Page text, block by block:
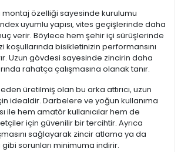
montaj özelliği sayesinde kurulumu
uyumlu yapısı, vites geçişlerinde daha
verir. Böylece hem şehir içi sürüşlerinde
koşullarında bisikletinizin performansını
Uzun gövdesi sayesinde zincirin daha
rahatça çalışmasına olanak tanır.
üretilmiş olan bu arka attırıcı, uzun
idealdir. Darbelere ve yoğun kullanıma
ile hem amatör kullanıcılar hem de
için güvenilir bir tercihtir. Ayrıca
sağlayarak zincir atlama ya da
sorunları minimuma indirir.